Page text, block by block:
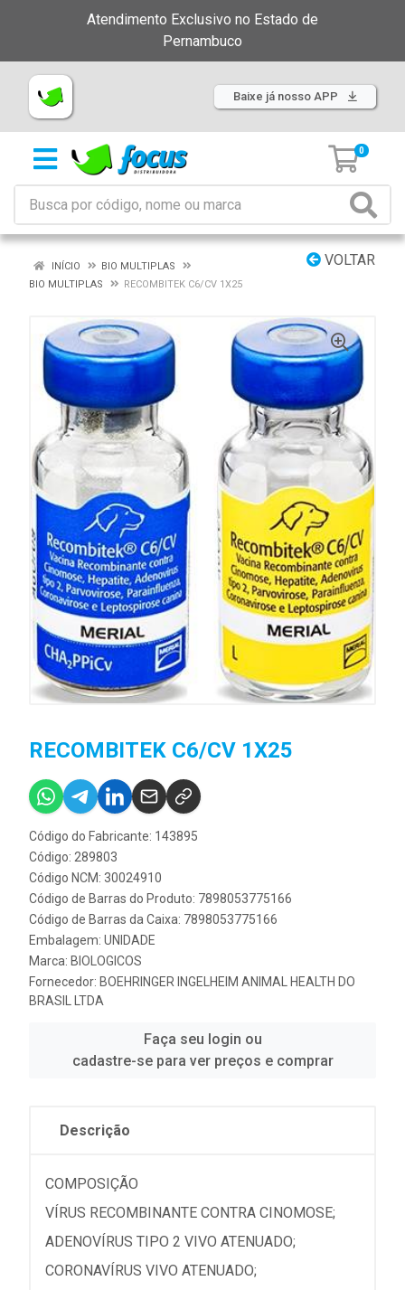
Atendimento Exclusivo no Estado de
Pernambuco
Baixe já nosso APP
0
VOLTAR
INÍCIO
BIO MULTIPLAS
BIO MULTIPLAS
RECOMBITEK C6/CV 1X25
RECOMBITEK C6/CV 1X25
Código do Fabricante: 143895
Código: 289803
Código NCM: 30024910
Código de Barras do Produto: 7898053775166
Código de Barras da Caixa: 7898053775166
Embalagem: UNIDADE
Marca: BIOLOGICOS
Fornecedor: BOEHRINGER INGELHEIM ANIMAL HEALTH DO
BRASIL LTDA
Faça seu login ou
cadastre-se para ver preços e comprar
Descrição
COMPOSIÇÃO
VÍRUS RECOMBINANTE CONTRA CINOMOSE;
ADENOVÍRUS TIPO 2 VIVO ATENUADO;
CORONAVÍRUS VIVO ATENUADO;